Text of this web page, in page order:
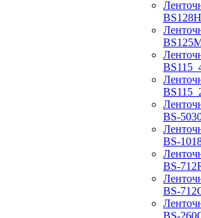
BS-
BS-
BS-
BS-
BS-